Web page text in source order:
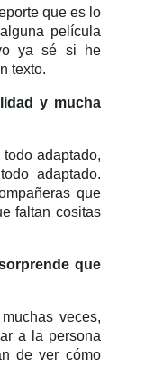
que es lo
película
ya sé si he
texto.
y mucha
adaptado,
adaptado.
que
faltan cositas
que
veces,
a la persona
de ver cómo